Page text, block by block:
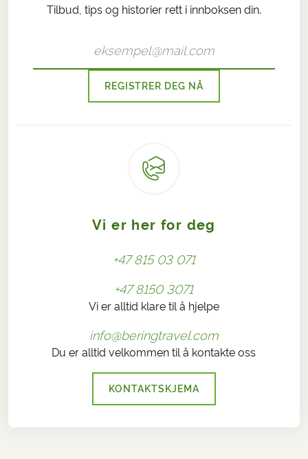
Tilbud, tips og historier rett i innboksen din.
REGISTRER DEG NÅ
Vi er her for deg
+47 815 03 071
+47 8150 3071
Vi er alltid klare til å hjelpe
info@beringtravel.com
Du er alltid velkommen til å kontakte oss
KONTAKTSKJEMA